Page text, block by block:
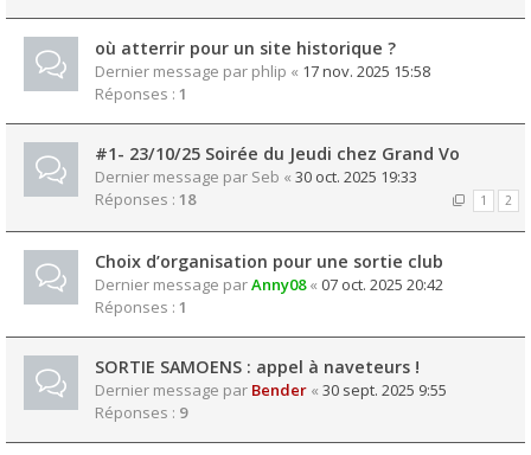
où atterrir pour un site historique ?
Dernier message par phlip « 17 nov. 2025 15:58
Réponses : 1
#1- 23/10/25 Soirée du Jeudi chez Grand Vo
Dernier message par Seb « 30 oct. 2025 19:33
Réponses : 18 1 2
Choix d’organisation pour une sortie club
Dernier message parAnny08« 07 oct. 2025 20:42
Réponses : 1
SORTIE SAMOENS : appel à naveteurs !
Dernier message par Bender « 30 sept. 2025 9:55
Réponses : 9